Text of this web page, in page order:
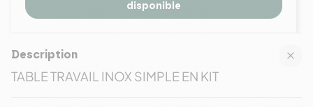
disponible
Description
TABLE TRAVAIL INOX SIMPLE EN KIT